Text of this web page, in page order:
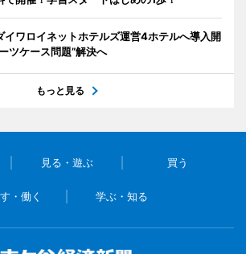
イワロイネットホテルズ運営4ホテルへ導入開
ツケース問題”解決へ
もっと見る
見る・遊ぶ 買う
・働く 学ぶ・知る